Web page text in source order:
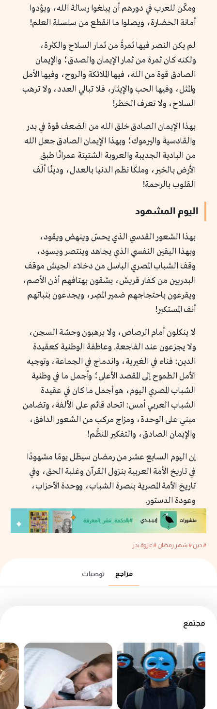
ومكّن للعرب في دورهم أن يبلغوا رسالة الله، ويؤدوا
أمانة الحضارة، ويصلوا ما انقطع من سلسلة العلم!
لم يكن النصر فيها ثمرةً من ثمار السلاح والكثرة،
ولكنه كان ثمرة من ثمار الإيمان والصدق؛ والإيمان
الصادق قوة من الله، فيها الملائكة والروح، وفيها الأمل
والمثل، وفيها الحب والإيثار، فلا تبالي العدد، ولا ترهب
السلاح، ولا تعرف الخطر!
بهذا الإيمان الصادق خلق الله من الضعف قوة في بدر
والقادسية واليرموك؛ وبهذا الإيمان الصادق جعل الله
من البادية الجديبة والعروبة الشتيتة عمرانًا طبق
الأرض بالخير، وملكًا نظم الدنيا بالعدل، ودينًا ألّف
القلوب بالرحمة!
اليوم المشهود
بهذا الشعور القدسي الذي يحسّ وينهض ويقود،
وبهذا اليقين النفسي الذي يجاهد وينتصر ويسود،
وقفالشباب المصري الباسل من دخلاء الجيش موقف
البدريين من كفار قريش، يشقون بهتافهم أذن الأصم،
ويقرعون باحتجاجهم ضمير المصِر، ويجدعون بثباتهم
أنف المستكبر!
لا ينكلون أمام الرصاص، ولا يرهبون وحشة السجن،
ولا يجزعون عند الفاجعة. وعاطفة الوطنية كعقيدة
الدين: فناء في الغيرية، واندماج في الجماعة، وتوجيه
الأمل الطموح إلى المقصد الأعلى؛ وأجمل ما في وطنية
الشباب المصري اليوم، هو أجمل ما كان في عقيدة
الشباب العربي أمس: اتحاد قائم على الألفة، وتضامن
مبني على الوحدة، ومزاج مركب من الشعور الدافق،
والإيمان الصادق، والتفكير المنظّم!
إن اليوم السابع عشر من رمضان سيظل يومًا مشهودًا
في تاريخ الأمة العربية بنزول القرآن وغلبة الحق، وفي
تاريخ الأمة المصرية بنصرة الشباب، ووحدة الأحزاب،
وعودة الدستور.
# دين# شهر رمضان# عزوة بدر
مراجع توصيات
مجتمع